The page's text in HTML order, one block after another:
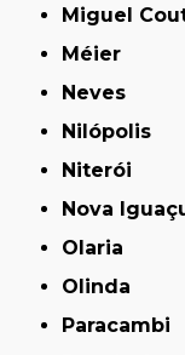
Miguel
Méier
Neves
Nilópolis
Niterói
Nova
Olaria
Olinda
Paracambi